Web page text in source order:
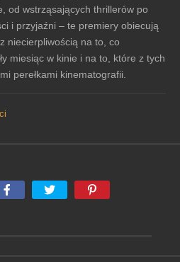
od wstrząsających thrillerów po
i przyjaźni – te premiery obiecują
niecierpliwością na to, co
miesiąc w kinie i na to, które z tych
perełkami kinematografii.